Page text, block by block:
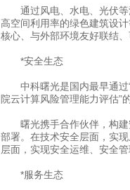
通过风电、水电、光伏等
高空间利用率的绿色建筑设
核心、与外部环境友好联结
*安全生态
中科曙光是国内最早通过“
院云计算风险管理能力评估”
曙光携手合作伙伴，构建
部署。在技术安全层面，实
层面，实现安全运维、安全
*服务生态